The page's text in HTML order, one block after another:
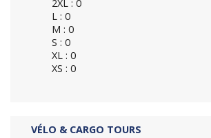
2XL : 0
L : 0
M : 0
S : 0
XL : 0
XS : 0
VÉLO & CARGO TOURS